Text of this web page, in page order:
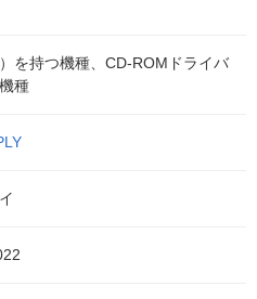
を持つ機種、CD-ROMドライバ
種